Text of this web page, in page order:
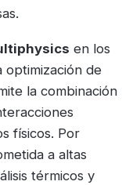
en los
optimización de
la combinación
físicos. Por
a altas
térmicos y